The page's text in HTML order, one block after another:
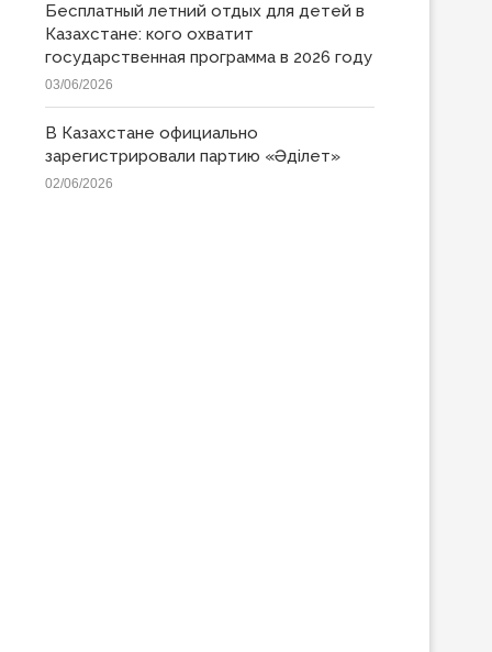
Бесплатный летний отдых для детей в
Казахстане: кого охватит
государственная программа в 2026 году
03/06/2026
В Казахстане официально
зарегистрировали партию «Əділет»
02/06/2026